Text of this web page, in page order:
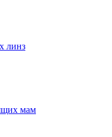
линз
мам